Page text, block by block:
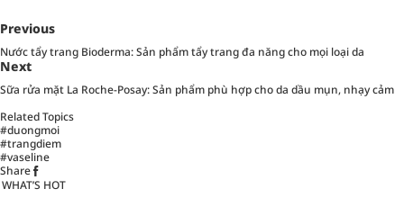
Previous
Nước tẩy trang Bioderma: Sản phẩm tẩy trang đa năng cho mọi loại da
Next
Sữa rửa mặt La Roche-Posay: Sản phẩm phù hợp cho da dầu mụn, nhạy cảm
Related Topics
#duongmoi
#trangdiem
#vaseline
Share
WHAT’S HOT